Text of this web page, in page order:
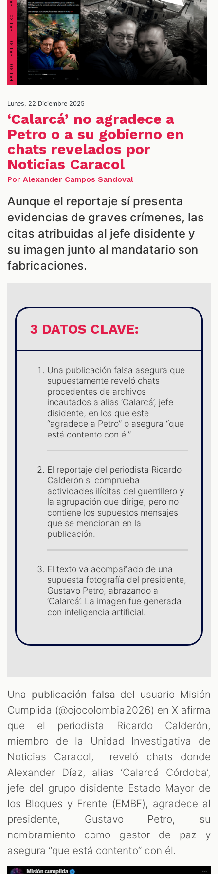
Lunes, 22 Diciembre 2025
‘Calarcá’ no agradece a
Petro o a su gobierno en
chats revelados por
Noticias Caracol
Por Alexander Campos Sandoval
Aunque el reportaje sí presenta
evidencias de graves crímenes, las
citas atribuidas al jefe disidente y
su imagen junto al mandatario son
fabricaciones.
3 DATOS CLAVE:
Una publicación falsa asegura que
supuestamente reveló chats
procedentes de archivos
incautados a alias ‘Calarcá’, jefe
disidente, en los que este
“agradece a Petro” o asegura “que
está contento con él”.
El reportaje del periodista Ricardo
Calderón sí comprueba
actividades ilícitas del guerrillero y
la agrupación que dirige, pero no
contiene los supuestos mensajes
que se mencionan en la
publicación.
El texto va acompañado de una
supuesta fotografía del presidente,
Gustavo Petro, abrazando a
‘Calarcá’. La imagen fue generada
con inteligencia artificial.
Una publicación falsa del usuario Misión
Cumplida (@ojocolombia2026) en X afirma
que el periodista Ricardo Calderón,
miembro de la Unidad Investigativa de
Noticias Caracol, reveló chats donde
Alexander Díaz, alias ‘Calarcá Córdoba’,
jefe del grupo disidente Estado Mayor de
los Bloques y Frente (EMBF), agradece al
presidente, Gustavo Petro, su
nombramiento como gestor de paz y
asegura “que está contento” con él.